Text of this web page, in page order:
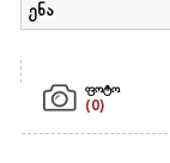
ენა
ფოტო
(0)